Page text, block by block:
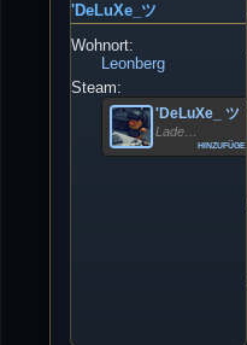
'DeLuXe_ツ
Wohnort:
Leonberg
Steam:
'DeLuXe_ ツ
Lade…
hinzufügen